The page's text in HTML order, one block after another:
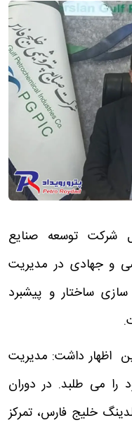
شرکت توسعه صنایع
و جهادی در مدیریت
ساختار و پیشبرد
اظهار داشت: مدیریت
را می طلبد. در دوران
خلیج فارس، تمرکز